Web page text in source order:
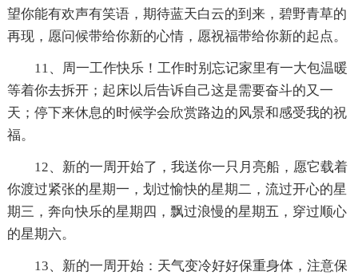
望你能有欢声有笑语，期待蓝天白云的到来，碧野青草的
再现，愿问候带给你新的心情，愿祝福带给你新的起点。
11、周一工作快乐！工作时别忘记家里有一大包温暖
等着你去拆开；起床以后告诉自己这是需要奋斗的又一
天；停下来休息的时候学会欣赏路边的风景和感受我的祝
福。
12、新的一周开始了，我送你一只月亮船，愿它载着
你渡过紧张的星期一，划过愉快的星期二，流过开心的星
期三，奔向快乐的星期四，飘过浪慢的星期五，穿过顺心
的星期六。
13、新的一周开始：天气变冷好好保重身体，注意保